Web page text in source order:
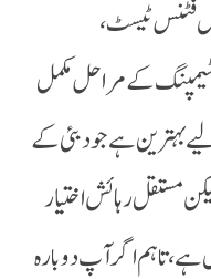
فٹنس ٹیسٹ،
کے مراحل مکمل
بہترین ہے جو دبئی کے
مستقل رہائش اختیار
تاہم اگر آپ دوبارہ